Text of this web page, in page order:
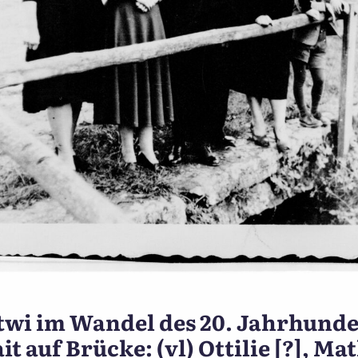
im Wandel
im Wandel des 20.
auf Brücke: (vl) Ottilie [?],